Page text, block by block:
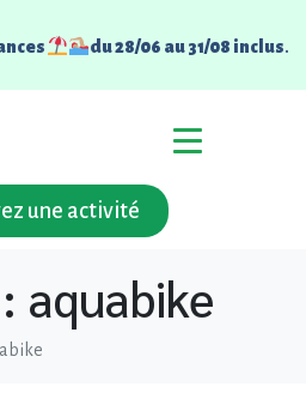
du 28/06 au 31/08 inclus.
une activité
aquabike